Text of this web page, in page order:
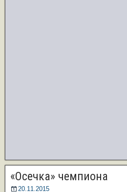
«Осечка» чемпиона
20.11.2015